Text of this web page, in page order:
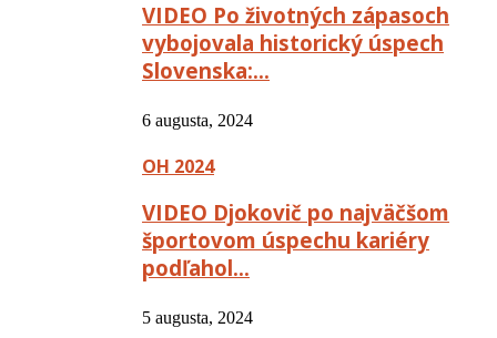
VIDEO Po životných zápasoch
vybojovala historický úspech
Slovenska:…
6 augusta, 2024
OH 2024
VIDEO Djokovič po najväčšom
športovom úspechu kariéry
podľahol…
5 augusta, 2024